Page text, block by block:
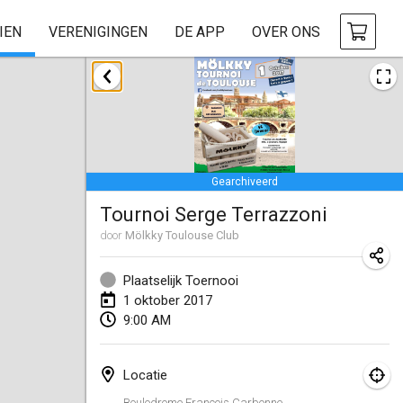
VERENIGINGEN DE APP OVER ONS
Gearchiveerd
Tournoi Serge Terrazzoni
door Mölkky Toulouse Club
Plaatselijk Toernooi
1 oktober 2017
9:00 AM
Locatie
april 2017
Le tournoi du Printemps Parisien
8 apr. 2017|Frankrijk
Tournoi de l'AS St Aignan
8 apr. 2017|Frankrijk
Cluny Mölkky Open
8 apr. 2017|Frankrijk
Poikkitieteellinen Mölkky